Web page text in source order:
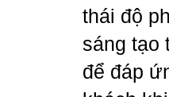
thái độ
sáng tạo
để đáp